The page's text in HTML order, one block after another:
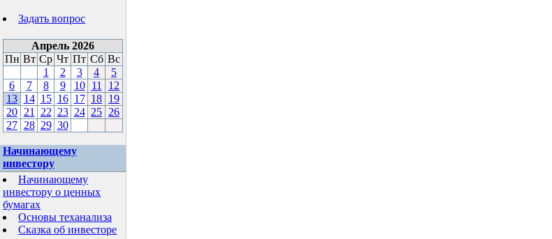
Задать вопрос
Апрель 2026
Пн Вт Ср Чт Пт Сб Вс
1
2 3 4
5
6
7 8 9 10 11
12
13 14 15 16 17 18 19
20 21 22 23 24 25 26
27 28 29 30
Начинающему
инвестору
Начинающему
инвестору о ценных
бумагах
Основы теханализа
Сказка об инвесторе